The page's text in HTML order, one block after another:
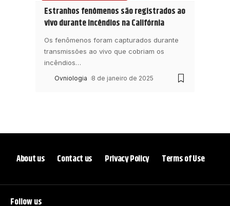
Estranhos fenômenos são registrados ao
vivo durante incêndios na Califórnia
Os fenômenos foram capturados durante
transmissões ao vivo que cobriam os
incêndios…
Ovniologia 8 de janeiro de 2025
Follow us
About us Contact us Privacy Policy Terms of Use